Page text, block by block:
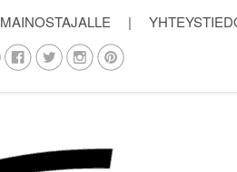
MAINOSTAJALLE |